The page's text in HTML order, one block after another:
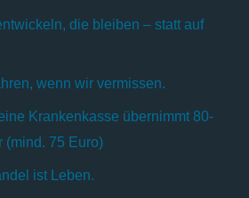
die bleiben – statt auf
wenn wir vermissen.
Krankenkasse übernimmt 80-
(mind. 75 Euro)
ist Leben.